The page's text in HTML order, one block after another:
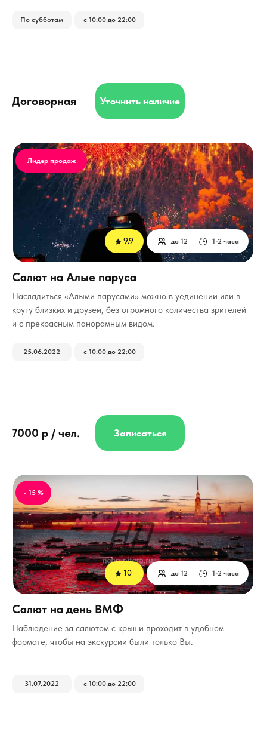
Договорная
По субботам с 10:00 до 22:00
Уточнить наличие
Насладиться «Алыми парусами» можно в уединении или в
кругу близких и друзей, без огромного количества зрителей
и с прекрасным панорамным видом.
7000 р / чел.
1-2 часа
до 12
25.06.2022 с 10:00 до 22:00
Лидер продаж
Записаться
Салют на Алые паруса
9.9
Наблюдение за салютом с крыши проходит в удобном
формате, чтобы на экскурсии были только Вы.
1-2 часа
до 12
31.07.2022 с 10:00 до 22:00
- 15 %
Салют на день ВМФ
10